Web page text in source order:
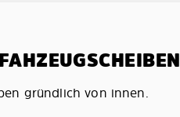
gründlich von innen.